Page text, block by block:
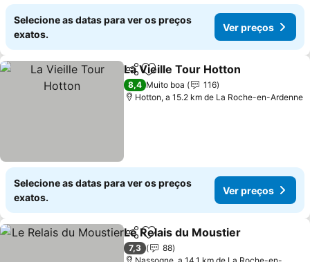
Selecione as datas para ver os preços
exatos.
Ver preços
PartilharAdicionar aos favoritos
La Vieille Tour Hotton
8,4 Muito boa
116
Hotton, a 15.2 km de La Roche-en-Ardenne
Selecione as datas para ver os preços
exatos.
Ver preços
PartilharAdicionar aos favoritos
Le Relais du Moustier
7,3
88